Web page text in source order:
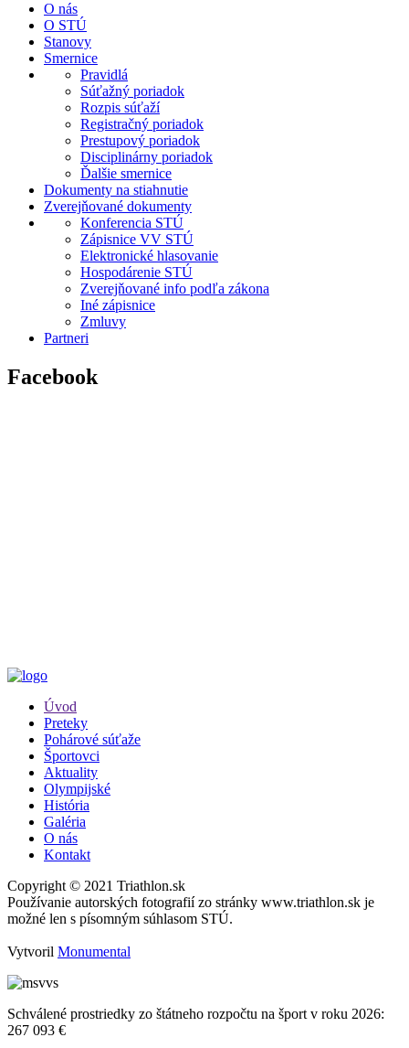
O nás
O STÚ
Stanovy
Smernice
Pravidlá
Súťažný poriadok
Rozpis súťaží
Registračný poriadok
Prestupový poriadok
Disciplinárny poriadok
Ďalšie smernice
Dokumenty na stiahnutie
Zverejňované dokumenty
Konferencia STÚ
Zápisnice VV STÚ
Elektronické hlasovanie
Hospodárenie STÚ
Zverejňované info podľa zákona
Iné zápisnice
Zmluvy
Partneri
Facebook
Úvod
Preteky
Pohárové súťaže
Športovci
Aktuality
Olympijské
História
Galéria
O nás
Kontakt
Copyright © 2021 Triathlon.sk
Používanie autorských fotografií zo stránky www.triathlon.sk je
možné len s písomným súhlasom STÚ.
Vytvoril Monumental
Schválené prostriedky zo štátneho rozpočtu na šport v roku 2026:
267 093 €